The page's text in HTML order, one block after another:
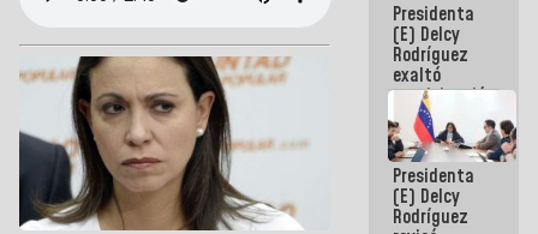
Presidenta
(E) Delcy
Rodríguez
exaltó
participación
de
Venezuela
en Juegos
Centroamericanos
y del Caribe
2026
Presidenta
(E) Delcy
Rodríguez